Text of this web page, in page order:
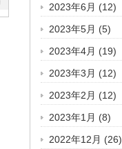
2023年6月 (12)
2023年5月 (5)
2023年4月 (19)
2023年3月 (12)
2023年2月 (12)
2023年1月 (8)
2022年12月 (26)